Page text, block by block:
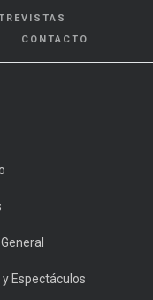
CONTACTO
Espectáculos